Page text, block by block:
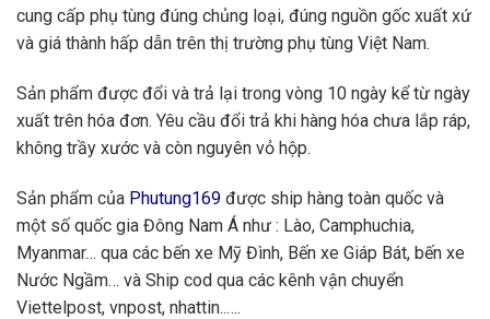
cung cấp phụ tùng đúng chủng loại, đúng nguồn gốc xuất xứ
và giá thành hấp dẫn trên thị trường phụ tùng Việt Nam.
Sản phẩm được đổi và trả lại trong vòng 10 ngày kể từ ngày
xuất trên hóa đơn. Yêu cầu đổi trả khi hàng hóa chưa lắp ráp,
không trầy xước và còn nguyên vỏ hộp.
Sản phẩm của Phutung169 được ship hàng toàn quốc và
một số quốc gia Đông Nam Á như : Lào, Camphuchia,
Myanmar… qua các bến xe Mỹ Đình, Bến xe Giáp Bát, bến xe
Nước Ngầm… và Ship cod qua các kênh vận chuyển
Viettelpost, vnpost, nhattin..….